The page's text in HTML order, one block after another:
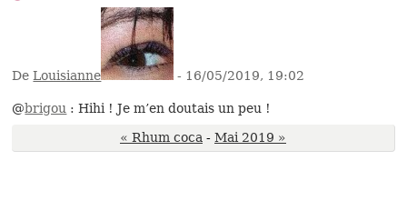
DeLouisianne - 16/05/2019, 19:02
@brigou : Hihi ! Je m’en doutais un peu !
« Rhum coca - Mai 2019 »